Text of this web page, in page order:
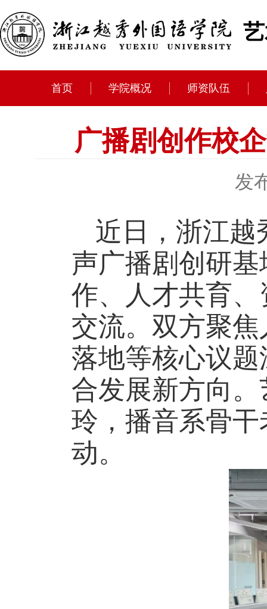
首页 学院概况 师资队伍
广播剧创作校
发
近日，浙江越
声广播剧创研
作、人才共育
交流。双方聚
落地等核心议
合发展新方向
玲，播音系骨
动。